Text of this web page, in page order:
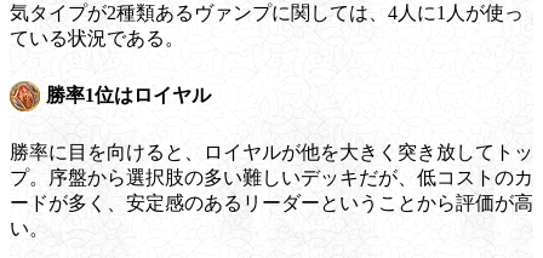
気タイプが2種類あるヴァンプに関しては、4人に1人が使っ
ている状況である。
勝率1位はロイヤル
勝率に目を向けると、ロイヤルが他を大きく突き放してトッ
プ。序盤から選択肢の多い難しいデッキだが、低コストのカ
ードが多く、安定感のあるリーダーということから評価が高
い。